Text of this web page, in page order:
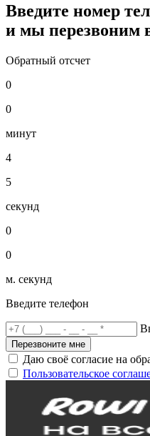
Введите номер
и мы перезвоним
Обратный отсчет
0
0
минут
4
5
секунд
0
0
м. секунд
Введите телефон
Перезвоните мне
Даю своё согласие на
Пользовательское